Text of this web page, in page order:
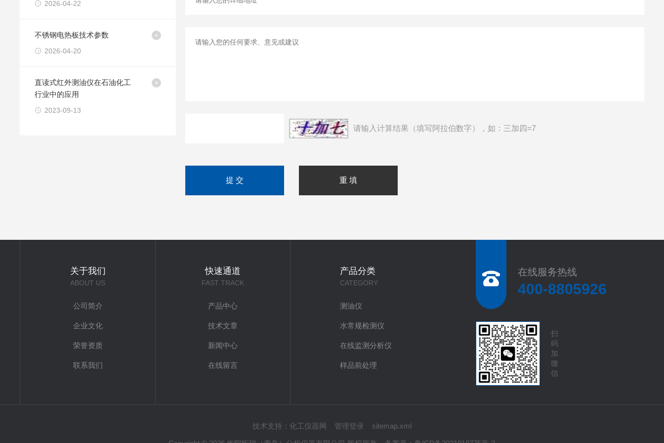
2026-04-22
不锈钢电热板技术参数
2026-04-20
直读式红外测油仪在石油化工
行业中的应用
2023-09-13
请输入计算结果（填写阿拉伯数字），如：三加四=7
关于我们
ABOUT US
公司简介
企业文化
荣誉资质
联系我们
快速通道
FAST TRACK
产品中心
技术文章
新闻中心
在线留言
产品分类
CATEGORY
测油仪
水常规检测仪
在线监测分析仪
样品前处理
在线服务热线
400-8805926
扫
码
加
微
信
技术支持： 化工仪器网 管理登录 sitemap.xml